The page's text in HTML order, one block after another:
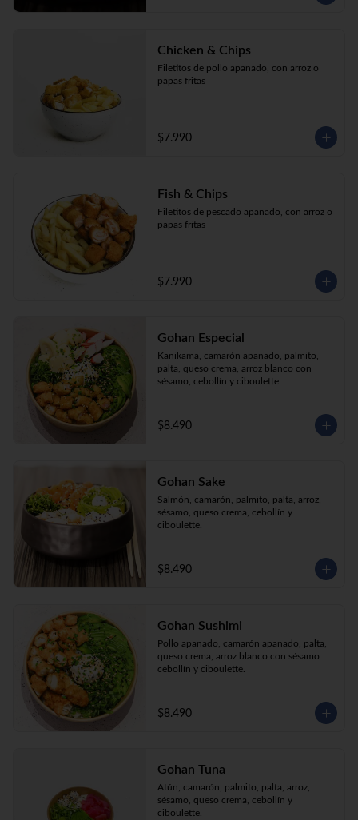
Chicken & Chips
Filetitos de pollo apanado, con arroz o
papas fritas
$7.990
Fish & Chips
Filetitos de pescado apanado, con arroz o
papas fritas
$7.990
Gohan Especial
Kanikama, camarón apanado, palmito,
palta, queso crema, arroz blanco con
sésamo, cebollín y ciboulette.
$8.490
Gohan Sake
Salmón, camarón, palmito, palta, arroz,
sésamo, queso crema, cebollín y
ciboulette.
$8.490
Gohan Sushimi
Pollo apanado, camarón apanado, palta,
queso crema, arroz blanco con sésamo
cebollín y ciboulette.
$8.490
Gohan Tuna
Atún, camarón, palmito, palta, arroz,
sésamo, queso crema, cebollín y
ciboulette.